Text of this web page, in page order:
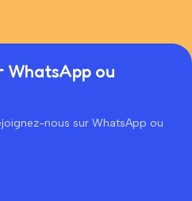
WhatsApp ou
nous sur WhatsApp ou